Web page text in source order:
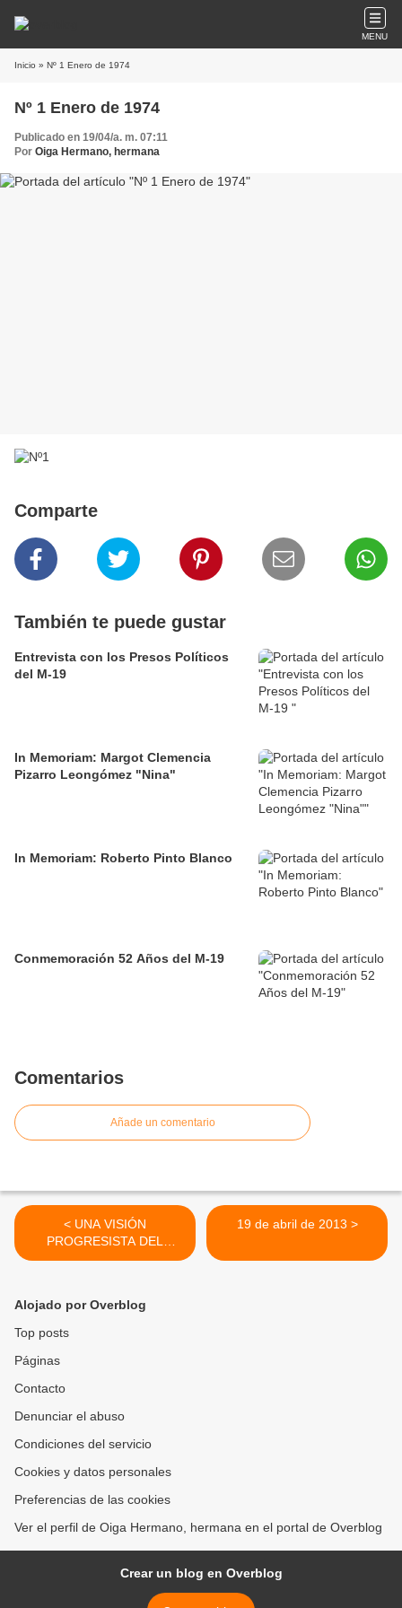
MENU
Inicio » Nº 1 Enero de 1974
Nº 1 Enero de 1974
Publicado en 19/04/a. m. 07:11
Por Oiga Hermano, hermana
Comparte
También te puede gustar
Entrevista con los Presos Políticos
del M-19
In Memoriam: Margot Clemencia
Pizarro Leongómez "Nina"
In Memoriam: Roberto Pinto Blanco
Conmemoración 52 Años del M-19
Comentarios
Añade un comentario
< UNA VISIÓN
PROGRESISTA DEL
FUTURO
19 de abril de 2013 >
Alojado por Overblog
Top posts
Páginas
Contacto
Denunciar el abuso
Condiciones del servicio
Cookies y datos personales
Preferencias de las cookies
Ver el perfil de Oiga Hermano, hermana en el portal de Overblog
Crear un blog en Overblog